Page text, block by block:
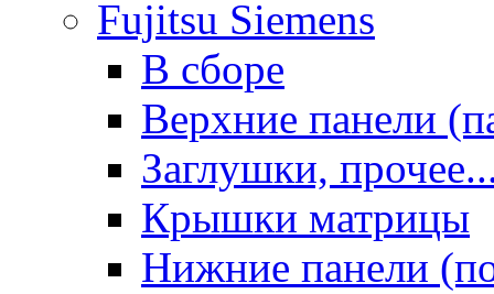
Fujitsu Siemens
В сборе
Верхние панели
Заглушки,
Крышки матрицы
Нижние панели